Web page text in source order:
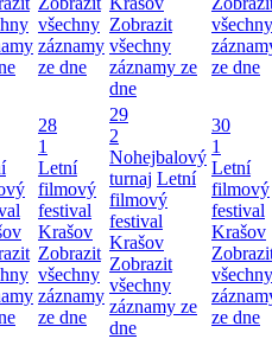
všechny
záznamy
ze dne
Zobrazit
všechny
záznamy ze
dne
všechny
ze dne
28
1
Letní
filmový
festival
Krašov
Zobrazit
všechny
záznamy
ze dne
29
2
Nohejbalový
turnaj Letní
filmový
festival
Krašov
Zobrazit
všechny
záznamy ze
dne
30
1
Letní
filmový
festival
Krašov
všechny
ze dne